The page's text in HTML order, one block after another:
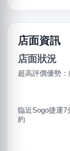
店面資訊
店面狀況
超高評價優勢
臨近Sogo捷運7
約